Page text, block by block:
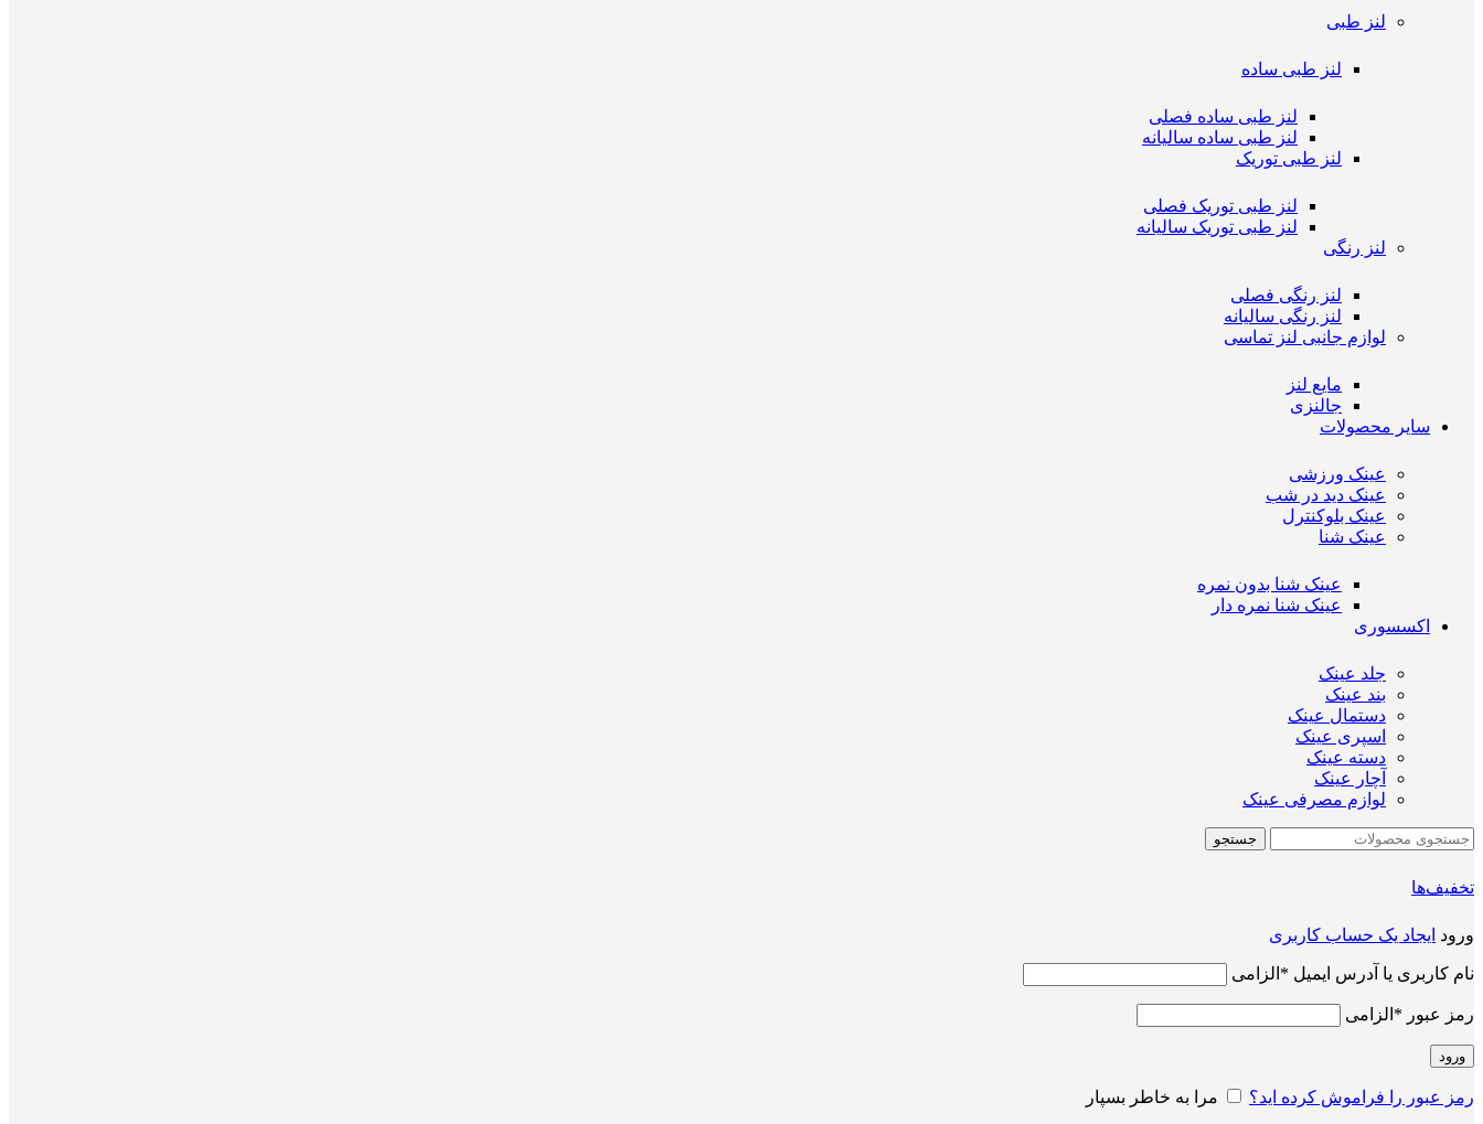
لنز طبی
لنز طبی ساده
لنز طبی ساده فصلی
لنز طبی ساده سالیانه
لنز طبی توریک
لنز طبی توریک فصلی
لنز طبی توریک سالیانه
لنز رنگی
لنز رنگی فصلی
لنز رنگی سالیانه
لوازم جانبی لنز تماسی
مایع لنز
جالنزی
سایر محصولات
عینک ورزشی
عینک دید در شب
عینک بلوکنترل
عینک شنا
عینک شنا بدون نمره
عینک شنا نمره دار
اکسسوری
جلد عینک
بند عینک
دستمال عینک
اسپری عینک
دسته عینک
آچار عینک
لوازم مصرفی عینک
جستجو
تخفیف‌ها
ورود ایجاد یک حساب کاربری
نام کاربری یا آدرس ایمیل * الزامی
رمز عبور * الزامی
ورود
رمز عبور را فراموش کرده اید؟
مرا به خاطر بسپار